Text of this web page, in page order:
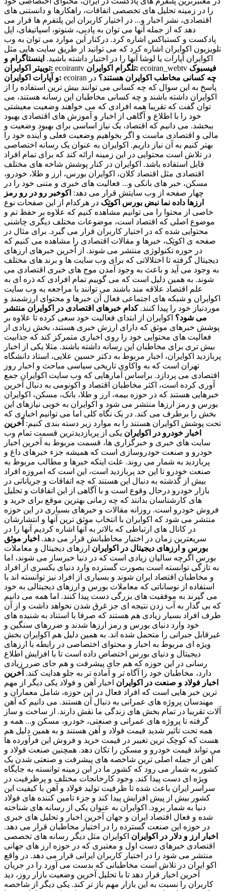
را در زمینه تحلیل های تخصصی اتفاقات، راهکارها و دانستنی های
اقتصادی، نشر اخبار و... در اختیار کاربران این پلتفرم ها قرار می
دهد که از جمله آنها می توان به پادبِی، شنوتو، اسپاتیفای، اپل
پادکست و کستباکس اشاره کرد. درکنار این موارد می توان به وب
تلویزیون اکوایران اشاره کرد که می توانید از طریق سایت هایی مثل
اکوایران آپارات یا لوشا آنها را در اختیار داشته باشید. اینستاگرام و
توییتر اکوایران: ecoirantv تلگرام اکوایران: ecoiran_webtv فیسبوک
و آپارات اکوایران: ecoiran چه کسانی مخاطب اکوایران هستند؟ در
پاسخ به این سوال که چه کسانی می توانند بیش ترین استفاده را از
اکوایران داشته باشند و چه کسانی مخاطبان این رسانه هستند، می
توان گفت که تقریبا همه افرادی که می خواهند وضعیت معیشتی
خود را با اطلاع و آگاهی از اخبار و آموزش های اقتصادی بهبود
ببخشد. می دانیم که اقتصاد، یک نیاز اساسی برای بهبود وضعیت و
مالی و اقتصادی ماست و اگر بخواهیم وضعیت فعلی و آینده خود را
بهتر کنیم به آن نیاز داریم. اکوایران به عنوان یک رسانه اختصاصی
در تلاش است محتوایی در این زمینه ارائه کند که برای تمام افراد
قابل استفاده باشد. اکوایران در کنار پوشش شاخه های مختلف
اقتصادی مثل اقتصاد کلان، اکوایران بورس، ارز و طلا، خودرو،
مسکن، خبر های بانکی و... فعالیت های خبری و متنی خود را در
چهار صفحه از وب سایتش قرار می دهد: اکوخبر رو در رو رمز
ارزها داده نما نبض بورس اکوتِک در هرکدام از این صفحات نوع
خاصی از محتوا را می توانیم مشاهده کنیم که علاوه بر حفظ تم و
موضوع اصلی که اقتصاد است، موضوعات مختلف دیگری چاشنی
محتوایی شده که در اختیار کاربران قرار می گیرد. برای مثال در
صفحه ی اکوتِک، خبرها و مقالات اقتصادی را مشاهده می کنیم که
در حوزه تکنولوژی منتشر می شوند. از آخرین خبرهای ارزهای
دیجیتال گرفته تا اختلالاتی که برای وب سایت ها و برند های مختلف
به وجود می آید و باعث به وجود آمدن موج های خبری اقتصادی می
شوند. به همین دلیل است که می گوییم تمام افرادی که ذره ای به
علم اقتصاد علاقه مند باشند می توانند با مراجعه به وب سایت
اکوایران و شبکه های اجتماعی فعال آن خبرها و محتوای ارزشمند و
موردنیاز خود را پیدا کنند.کدام خبرهای اقتصادی در اکوایران منتشر
می شود؟ اکوایران از ابتدای فعالیت خود سعی کرده تا علاوه بر
پوشش خبرهای موثق که دارای ارزش خبری هستند، بخش زیادی از
فعالیت های محتوایی خود را روی اخباری متمرکز کند که جذابیت
بیش تری برای مخاطبان این رسانه داشته باشند. مثلا یکی از اخبار
پربازدید اکوایران، اخبار مربوط به دکتر حسین علایی، استاد دانشگاه
تهران است که به واکاوی تاریخی سیاسی مباحث و اخبار روز
اقتصادی می پردازد. براساس آمارهایی که وب سایت اکوایران جمع
آوری کرده است، اکثر مخاطبان اقتصاد و اکونومی به دنبال آخرین
خبرهایی هستند که در حوزه بیمه، ارز و طلا، بانک، مسکن، اکوایران
بورس و رمز ارزها منتشر می شود و اکوایران به خوبی نیازهای این
بخش را برطرف می کند. در یک نگاه کلی اما می توانیم اخباری که
تحت پوشش اکوایران هستند را به موارد زیر دسته بندی کنیم: آخرین
اخبار خودرو در اکوایران یکی از پربازدیدترین قسمت تمام وب
سایت های خبری و خبرگزاری ها، قسمت مربوط به آخرین اخبار
خودرو و صنعت خودروسازی است که همیشه جزء خبرهای داغ و
پربازدید به شمار می روند. علت اینکه خبرها و مطالب مربوط به
صنعت خودرو تا این حد پربازدید است، این است که امروزه افراد
بیش از گذشته به دنبال این هستند که چه اتفاقات و جریاناتی در
بازار خودرو درحال وقوع است و با آگاهی از این اتفاقات و تحلیل
های کارشناسان بدانند که چه زمانی بهترین موقع برای خرید و
فروش خودرو است. روزانه مقالات و خبرهای بسیاری در این حوزه
منتشر می شود که اکوایران با انتخاب موثق ترین آنها و انتشارشان
در کانال های ارتباطی که بالاتر به آنها اشاره کردیم آنها را در
سریعترین زمان در اختیار مخاطبانش قرار می دهد. اخبار موثق
بورس و ارزهای دیجیتال در اکوایران ارزهای دیجیتال و معاملات
بورس اگرچه سالیان زیادی است که در دنیا خبرساز می شوند، اما
به تازگی توانسته است بصورت گسترده وارد دنیای یکسری از افراد
و مخاطبان اقتصاد ایران شوند و بسیاری از افراد نیز توانسته اند با
استفاده از نوساناتی که معاملات بورس و ارزهای دیجیتالی به خود
می گیرند به موفقیت های بزرگی دست پیدا کنند. اما همه می دانیم
که بی گدار به آب زدن نتیجه ای جز غرق شدن نخواهد داشت و از آن
طرف افراد بسیار زیادی هم هستند که صرفا با استناد به شنیده های
خود وارد دنیای بورس و رمز ارزها شدند و ضررهای سنگین و
غیرقابل جبرانی را متحمل شده اند. به همین دلیل هم اکوایران بخش
ویژه ای مربوط به اخبار و محتوای اختصاصی در رابطه با ارزهای
دیجیتال و دنیای بورس اختصاص داده است تا با افزایش اطلاع
رسانی در این حوزه که هم جای پیشرفت و هم جای ضرر زیادی
دارد، مخاطبان خود را آگاه تر و آماده تر به جلو هدایت کند. آخرین
اخبار فولاد و صنعت در اکوایران اخبار آهن و فولاد یکی دیگر از مهم
ترین خبر هایی است که افراد فعال در این حوزه، شامل معماران و
مهندسان پروژه های عمرانی به دنبال آن هستند. می دانیم که آهن
آلات تقریبا در تمام بخش های زندگی ما نقش دارند. از ساخت و ساز
گرفته تا پروژه های عمرانی و صنعتی، خودرو، مسکن و... همه و
همه تحت تاثیر شدید قیمت فولاد و آهن هستند و به همین دلیل هم
هست که کوچک ترین تغییر در قیمت خرید و فروش این فرآورده ها
می تواند قیمت خودرو و مسکن را تکان دهد. همچنین صنعت فولاد و
آهن از جمله اصلی ترین شاخصه های پیشرفت و صنعتی شدن یک
کشور به شمار می رود که کشور ما در این زمینه توانسته به جایگاه
ویژه ای دست پیدا کند. وجود کارخانجات مختلف و پرظرفیت در
سراسر ایران باعث شده تا ظرفیت تولید فولاد و آهن با کیفیت این
کشور بیش از پیش افزایش پیدا کند و جزء تامین کننده های فولاد
دنیا به شمار برود. اکوایران به عنوان یکی از رسانه های شناخته
شده و فعال اقتصاد ایران و جهان آخرین اخبار و تحلیل های خبری
در حوزه این صنعت گسترده را در اختیار مخاطبان قرار می دهد.
اخبار ارز و دلار در اکوایران اکوایران مثل دیگر رسانه های تخصصی
اقتصادی خبرهای دست اول و معتبری که در حوزه ارز های جهانی
منتشر می شود را در اختیار کاربران ایرانی قرار می دهد. در واقع
اکو ایران در تلاش است مخاطبانی که بدست می آورد را در جریان
آخرین اخبار قرار دهد تا با تحلیل آخرین وضعیت بازار روز، دید
کاربران را نسبت به این بازار مهم باز تر کند. یکی دیگر از شاخصه